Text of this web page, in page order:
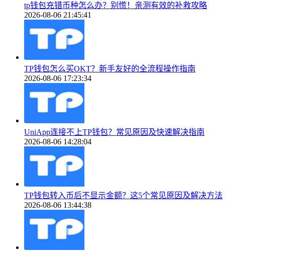
tp钱包充错币种怎么办？别慌！亲测有效的补救攻略
2026-08-06 21:45:41
TP钱包怎么买OKT？新手友好的全流程操作指南
2026-08-06 17:23:34
UniApp连接不上TP钱包？常见原因及快速解决指南
2026-08-06 14:28:04
TP钱包转入币后不显示金额？这5个常见原因及解决方法
2026-08-06 13:44:38